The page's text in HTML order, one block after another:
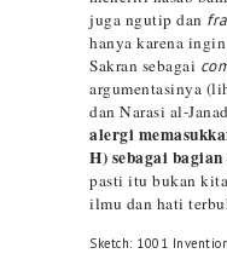
juga ngutip dan
hanya karena
Sakran sebagai
argumentasinya
dan Narasi al-
alergi
H) sebagai
pasti itu bukan
ilmu dan hati
Sketch: 1001